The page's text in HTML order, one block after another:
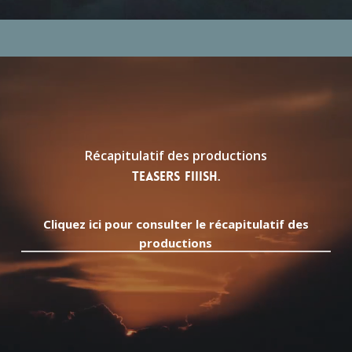
Récapitulatif des productions
vidéo de présentation
Cliquez ici pour consulter le récapitulatif des
productions